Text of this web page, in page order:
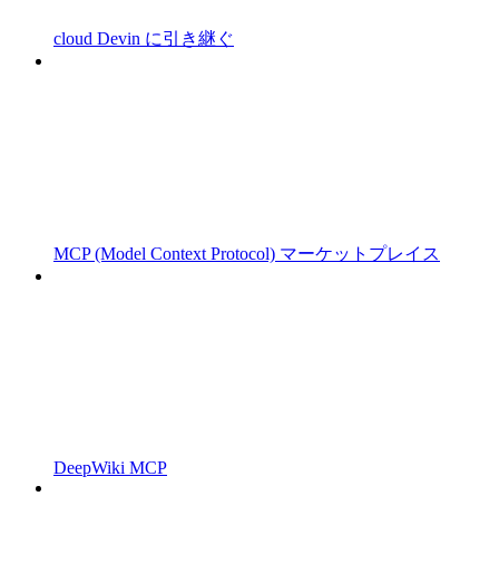
cloud Devin に引き継ぐ
MCP (Model Context Protocol) マーケットプレイス
DeepWiki MCP